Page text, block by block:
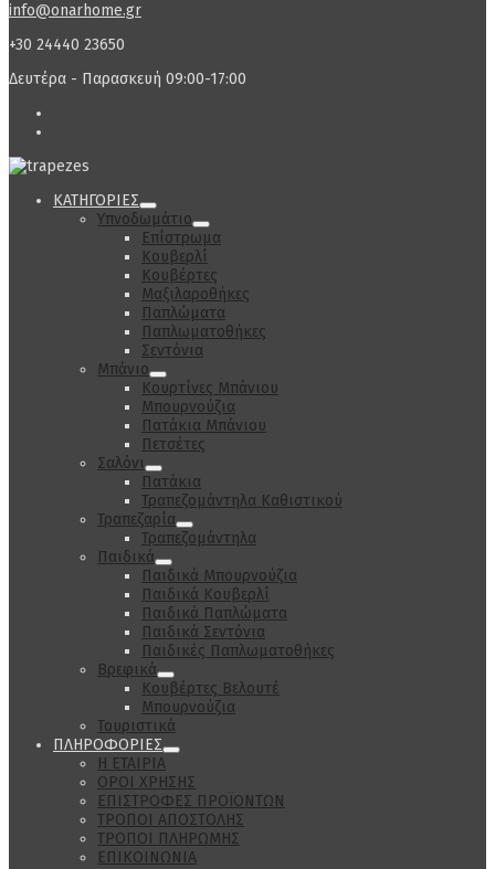
info@onarhome.gr
+30 24440 23650
Δευτέρα - Παρασκευή 09:00-17:00
ΚΑΤΗΓΟΡΙΕΣ
Υπνοδωμάτιο
Επίστρωμα
Κουβερλί
Κουβέρτες
Μαξιλαροθήκες
Παπλώματα
Παπλωματοθήκες
Σεντόνια
Μπάνιο
Κουρτίνες Μπάνιου
Μπουρνούζια
Πατάκια Μπάνιου
Πετσέτες
Σαλόνι
Πατάκια
Τραπεζομάντηλα Καθιστικού
Τραπεζαρία
Τραπεζομάντηλα
Παιδικά
Παιδικά Μπουρνούζια
Παιδικά Κουβερλί
Παιδικά Παπλώματα
Παιδικά Σεντόνια
Παιδικές Παπλωματοθήκες
Βρεφικά
Κουβέρτες Βελουτέ
Μπουρνούζια
Τουριστικά
ΠΛΗΡΟΦΟΡΙΕΣ
Η ΕΤΑΙΡΙΑ
ΟΡΟΙ ΧΡΗΣΗΣ
ΕΠΙΣΤΡΟΦΕΣ ΠΡΟΪΟΝΤΩΝ
ΤΡΟΠΟΙ ΑΠΟΣΤΟΛΗΣ
ΤΡΟΠΟΙ ΠΛΗΡΩΜΗΣ
ΕΠΙΚΟΙΝΩΝΙΑ